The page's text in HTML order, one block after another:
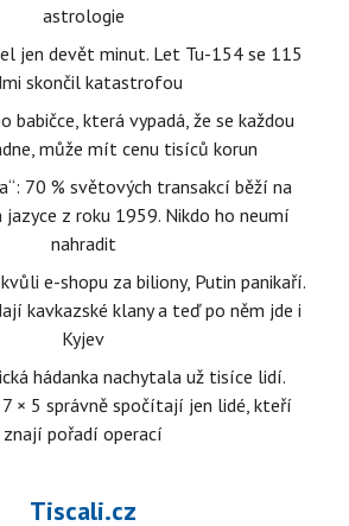
astrologie
jen devět minut. Let Tu-154 se 115
skončil katastrofou
babičce, která vypadá, že se každou
může mít cenu tisíců korun
70 % světových transakcí běží na
z roku 1959. Nikdo ho neumí
nahradit
e-shopu za biliony, Putin panikaří.
kavkazské klany a teď po něm jde i
Kyjev
hádanka nachytala už tisíce lidí.
× 5 správně spočítají jen lidé, kteří
znají pořadí operací
Tiscali.cz